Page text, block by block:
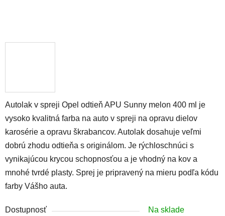
Autolak v spreji Opel odtieň APU Sunny melon 400 ml je
vysoko kvalitná farba na auto v spreji na opravu dielov
karosérie a opravu škrabancov. Autolak dosahuje veľmi
dobrú zhodu odtieňa s originálom. Je rýchloschnúci s
vynikajúcou krycou schopnosťou a je vhodný na kov a
mnohé tvrdé plasty. Sprej je pripravený na mieru podľa kódu
farby Vášho auta.
Dostupnosť
Na sklade